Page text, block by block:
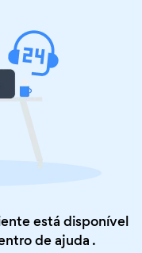
está disponível
de ajuda .